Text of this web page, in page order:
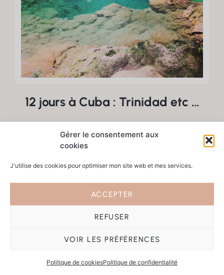
Gérer le consentement aux
cookies
J'utilise des cookies pour optimiser mon site web et mes services.
ACCEPTER
REFUSER
VOIR LES PRÉFÉRENCES
Politique de cookiesPolitique de confidentialité
12 jours à Cuba : Trinidad etc …